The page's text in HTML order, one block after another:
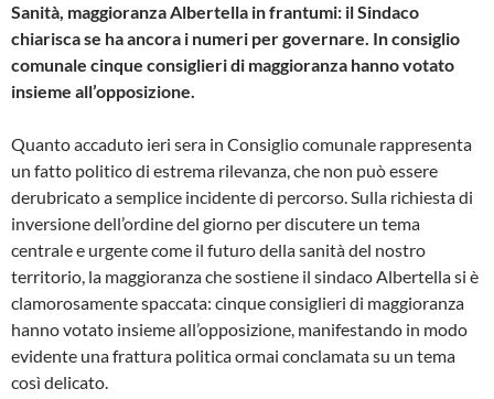
Sanità, maggioranza Albertella in frantumi: il Sindaco
chiarisca se ha ancora i numeri per governare. In consiglio
comunale cinque consiglieri di maggioranza hanno votato
insieme all’opposizione.
Quanto accaduto ieri sera in Consiglio comunale rappresenta
un fatto politico di estrema rilevanza, che non può essere
derubricato a semplice incidente di percorso. Sulla richiesta di
inversione dell’ordine del giorno per discutere un tema
centrale e urgente come il futuro della sanità del nostro
territorio, la maggioranza che sostiene il sindaco Albertella si è
clamorosamente spaccata: cinque consiglieri di maggioranza
hanno votato insieme all’opposizione, manifestando in modo
evidente una frattura politica ormai conclamata su un tema
così delicato.